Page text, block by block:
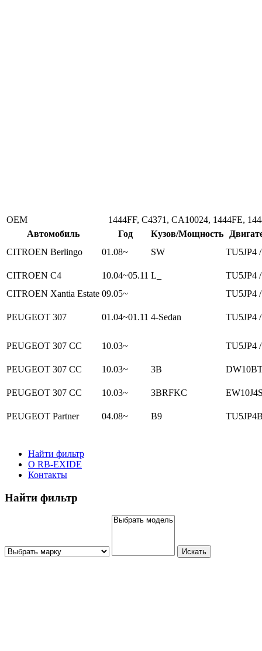
ОЕМ
1444FF, C4371, CA10024, 1444FE,
Автомобиль
Год Кузов/Мощность
CITROEN Berlingo
01.08~ SW TU5JP4
CITROEN C4 10.04~05.11 L_
TU5JP4
CITROEN Xantia Estate 09.05~ TU5JP4
PEUGEOT 307 01.04~01.11 4-Sedan TU5JP4
PEUGEOT 307 CC 10.03~ TU5JP4
PEUGEOT 307 CC 10.03~ 3B
PEUGEOT 307 CC 10.03~ 3BRFKC
PEUGEOT Partner 04.08~ B9
Найти фильтр
О RB-EXIDE
Контакты
Найти фильтр
Искать